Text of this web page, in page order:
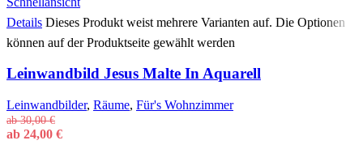
Details Dieses Produkt weist mehrere Varianten auf. Die Optionen
können auf der Produktseite gewählt werden
Leinwandbild Jesus Malte In Aquarell
Leinwandbilder, Räume, Für's Wohnzimmer
ab30,00€
ab 24,00 €